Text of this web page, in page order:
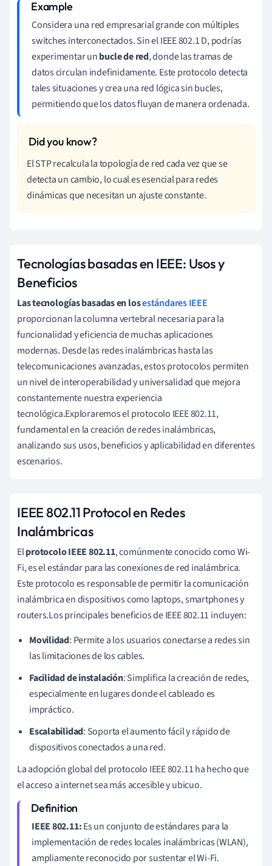
Considera una red empresarial grande con múltiples
switches interconectados. Sin el IEEE 802.1 D, podrías
experimentar unbucle de red, donde las tramas de
datos circulan indefinidamente. Este protocolo detecta
tales situaciones y crea una red lógica sin bucles,
permitiendo que los datos fluyan de manera ordenada.
El STP recalcula la topología de red cada vez que se
detecta un cambio, lo cual es esencial para redes
dinámicas que necesitan un ajuste constante.
Tecnologías basadas en IEEE: Usos y
Beneficios
Las tecnologías basadas en losestándares IEEE
proporcionan la columna vertebral necesaria para la
funcionalidad y eficiencia de muchas aplicaciones
modernas. Desde las redes inalámbricas hasta las
telecomunicaciones avanzadas, estos protocolos permiten
un nivel de interoperabilidad y universalidad que mejora
constantemente nuestra experiencia
tecnológica.Exploraremos el protocolo IEEE 802.11,
fundamental en la creación de redes inalámbricas,
analizando sus usos, beneficios y aplicabilidad en diferentes
escenarios.
IEEE 802.11 Protocol en Redes
Inalámbricas
Elprotocolo IEEE 802.11, comúnmente conocido como Wi-
Fi, es el estándar para las conexiones de red inalámbrica.
Este protocolo es responsable de permitir la comunicación
inalámbrica en dispositivos como laptops, smartphones y
routers.Los principales beneficios de IEEE 802.11 incluyen:
Movilidad: Permite a los usuarios conectarse a redes sin
las limitaciones de los cables.
Facilidad de instalación: Simplifica la creación de redes,
especialmente en lugares donde el cableado es
impráctico.
Escalabilidad: Soporta el aumento fácil y rápido de
dispositivos conectados a una red.
La adopción global del protocolo IEEE 802.11 ha hecho que
el acceso a internet sea más accesible y ubicuo.
IEEE 802.11:Es un conjunto de estándares para la
implementación de redes locales inalámbricas (WLAN),
ampliamente reconocido por sustentar el Wi-Fi.